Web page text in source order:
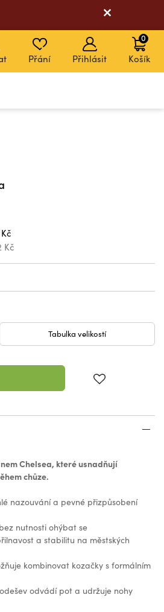
Přání Přihlásit Košík
0
Kč
Tabulka velikostí
Chelsea, které usnadňují
chůze.
nazouvání a pevné přizpůsobení
nutnosti ohýbat se
a stabilitu na městských
kombinovat kozačky s formálním
odvádí pot a udržuje nohy